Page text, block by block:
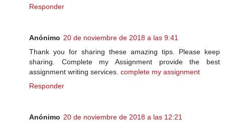
Responder
Anónimo 20 de noviembre de 2018 a las 9:41
Thank you for sharing these amazing tips. Please keep
sharing. Complete my Assignment provide the best
assignment writing services. complete my assignment
Responder
Anónimo 20 de noviembre de 2018 a las 12:21